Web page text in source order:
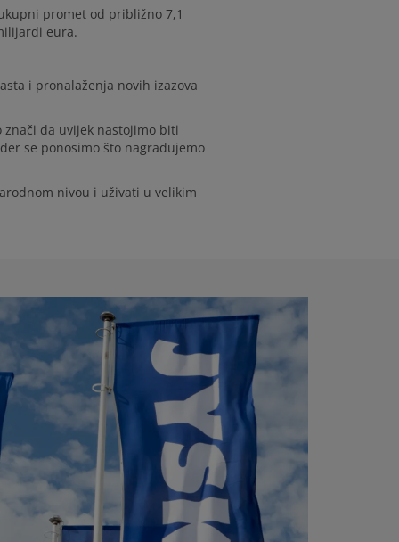
promet od približno 7,1
eura.
i pronalaženja novih izazova
znači da uvijek nastojimo biti
se ponosimo što nagrađujemo
nivou i uživati ​​u velikim